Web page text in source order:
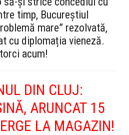
timp, Bucureștiul
mare” rezolvată,
cu diplomația vieneză.
acum!
DIN CLUJ:
ARUNCAT 15
LA MAGAZIN!